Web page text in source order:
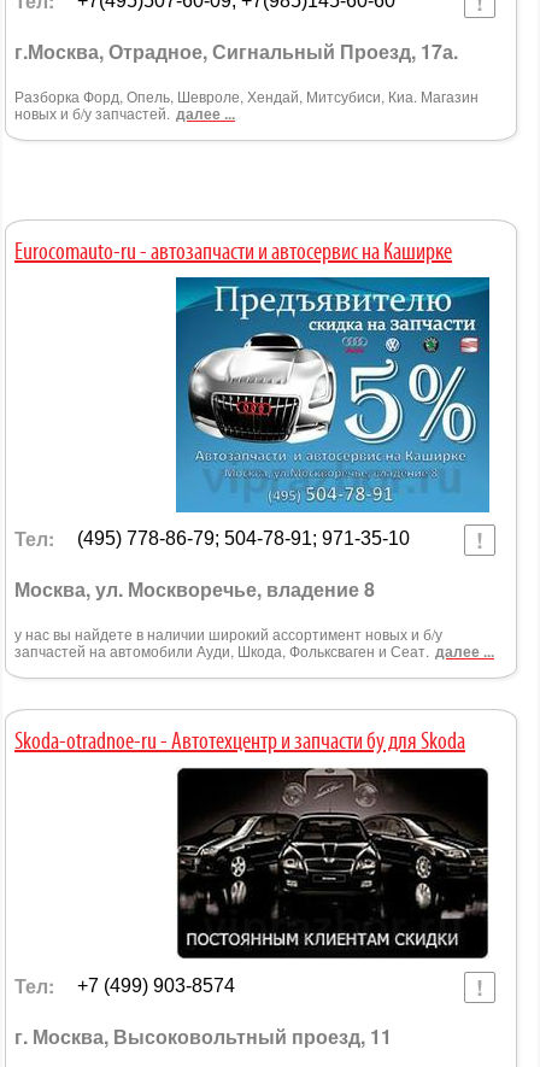
г.Москва, Отрадное, Сигнальный Проезд, 17а.
Разборка Форд, Опель, Шевроле, Хендай, Митсубиси, Киа. Магазин
новых и б/у запчастей. далее ...
Eurocomauto-ru - автозапчасти и автосервис на Каширке
Тел: (495) 778-86-79; 504-78-91; 971-35-10
Москва, ул. Москворечье, владение 8
у нас вы найдете в наличии широкий ассортимент новых и б/у
запчастей на автомобили Ауди, Шкода, Фольксваген и Сеат. далее ...
Skoda-otradnoe-ru - Автотехцентр и запчасти бу для Skoda
Тел: +7 (499) 903-8574
г. Москва, Высоковольтный проезд, 11